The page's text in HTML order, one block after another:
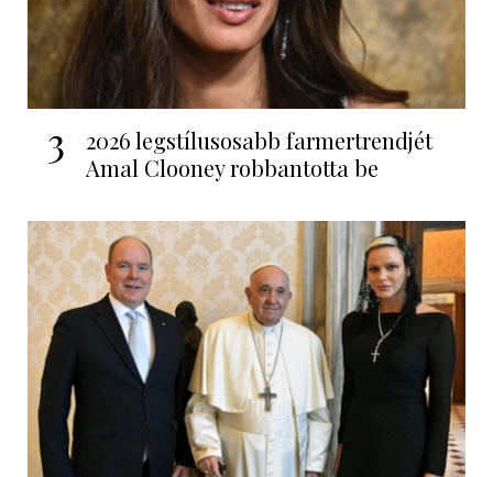
3
2026 legstílusosabb farmertrendjét
Amal Clooney robbantotta be